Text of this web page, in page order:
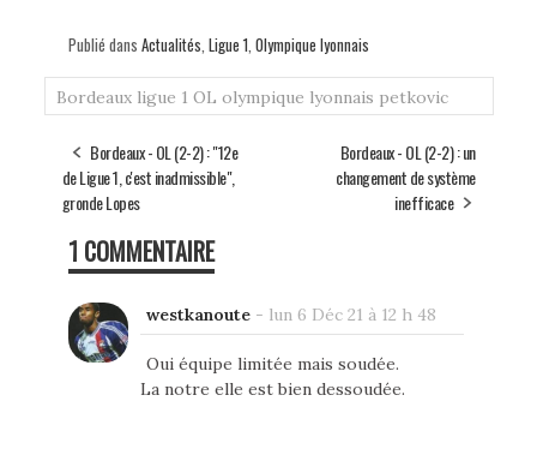
Publié dans Actualités, Ligue 1, Olympique lyonnais
Bordeaux ligue 1 OL olympique lyonnais petkovic
Bordeaux - OL (2-2) : "12e
de Ligue 1, c'est inadmissible",
gronde Lopes
Bordeaux - OL (2-2) : un
changement de système
inefficace
1 COMMENTAIRE
westkanoute- lun 6 Déc 21 à 12 h 48
Oui équipe limitée mais soudée.
La notre elle est bien dessoudée.